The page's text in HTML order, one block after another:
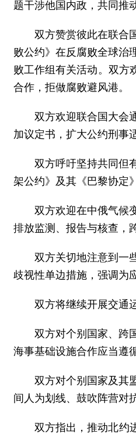
题干涉他国内政，共同推
双方赞赏彼此在联合
败公约》在反腐败全球治
败工作组有关活动。双方
合作，拒做腐败避风港。
双方欢迎联合国大会
加议定书，扩大公约刑事
双方呼吁坚持共同但
架公约》及其《巴黎协定
双方欢迎在中俄气候
排放监测、报告与核查，
双方关切地注意到一
歧视性单边措施，强调为
双方将继续开展交通
双方对个别国家、跨
海事基础设施合作应当遵
双方对个别国家及其
间人为划线、鼓吹阵营对
双方指出，推动北约